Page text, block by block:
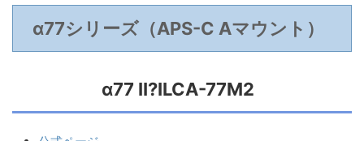
α77シリーズ（APS-C Aマウント）
α77 II?ILCA-77M2